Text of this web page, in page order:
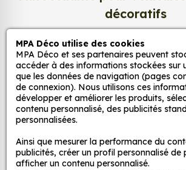
et ce, à moindre coût et sans effort.
Quels sont les avantages de
décoration ?
Une grande variété de motifs et
nos Sticker Pin Up Sexy Racing
dans une large gamme de
couleurs, ce qui vous permet
sticker parfait pour votre
Une installation facile : nos
à installer, même pour les
les décoller de leur support et de
décoratifs
MPA Déco
Nos services
Nos sites
Mon Compte
MPA Déco utilise des cookies
MPA Déco et ses partenaires peuvent
accéder à des informations stockées sur
que les données de navigation (pages
de connexion). Nous utilisons ces
développer et améliorer les produits,
contenu personnalisé, des publicités
personnalisées.
Ainsi que mesurer la performance du
publicités, créer un profil personnalisé
afficher un contenu personnalisé.